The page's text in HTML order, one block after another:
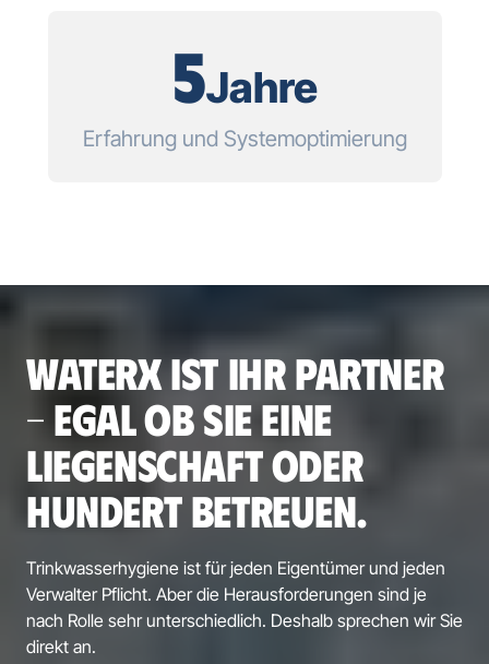
5Jahre
Erfahrung und Systemoptimierung
WATERX IST IHR PARTNER
– EGAL OB SIE EINE
LIEGENSCHAFT ODER
HUNDERT BETREUEN.
Trinkwasserhygiene ist für jeden Eigentümer und jeden
Verwalter Pflicht. Aber die Herausforderungen sind je
nach Rolle sehr unterschiedlich. Deshalb sprechen wir Sie
direkt an.